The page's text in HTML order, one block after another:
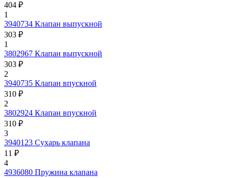
404 ₽
1
3940734 Клапан выпускной
303 ₽
1
3802967 Клапан выпускной
303 ₽
2
3940735 Клапан впускной
310 ₽
2
3802924 Клапан впускной
310 ₽
3
3940123 Сухарь клапана
11 ₽
4
4936080 Пружина клапана